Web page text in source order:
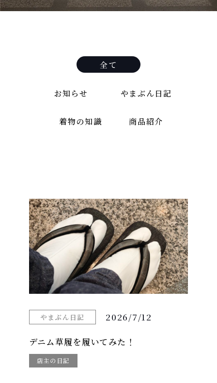
全て
お知らせ やまぶん日記
着物の知識 商品紹介
やまぶん日記 2026/7/12
デニム草履を履いてみた！
店主の日記